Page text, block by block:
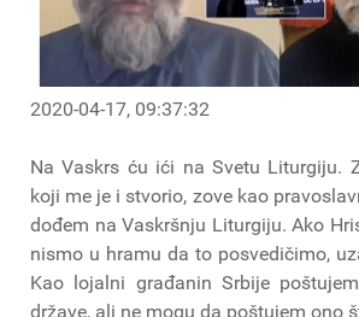
2020-04-17, 09:37:32
Na Vaskrs ću ići na Svetu Liturgiju.
koji me je i stvorio, zove kao
dođem na Vaskršnju Liturgiju. Ako
nismo u hramu da to posvedičimo,
Kao lojalni građanin Srbije
države, ali ne mogu da poštujem ono